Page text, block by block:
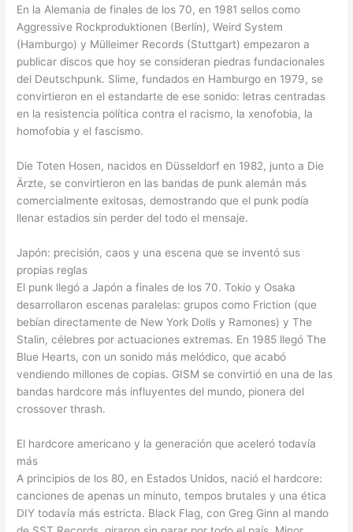
En la Alemania de finales de los 70, en 1981 sellos como
Aggressive Rockproduktionen (Berlín), Weird System
(Hamburgo) y Mülleimer Records (Stuttgart) empezaron a
publicar discos que hoy se consideran piedras fundacionales
del Deutschpunk. Slime, fundados en Hamburgo en 1979, se
convirtieron en el estandarte de ese sonido: letras centradas
en la resistencia política contra el racismo, la xenofobia, la
homofobia y el fascismo.
Die Toten Hosen, nacidos en Düsseldorf en 1982, junto a Die
Ärzte, se convirtieron en las bandas de punk alemán más
comercialmente exitosas, demostrando que el punk podía
llenar estadios sin perder del todo el mensaje.
Japón: precisión, caos y una escena que se inventó sus
propias reglas
El punk llegó a Japón a finales de los 70. Tokio y Osaka
desarrollaron escenas paralelas: grupos como Friction (que
bebían directamente de New York Dolls y Ramones) y The
Stalin, célebres por actuaciones extremas. En 1985 llegó The
Blue Hearts, con un sonido más melódico, que acabó
vendiendo millones de copias. GISM se convirtió en una de las
bandas hardcore más influyentes del mundo, pionera del
crossover thrash.
El hardcore americano y la generación que aceleró todavía
más
A principios de los 80, en Estados Unidos, nació el hardcore:
canciones de apenas un minuto, tempos brutales y una ética
DIY todavía más estricta. Black Flag, con Greg Ginn al mando